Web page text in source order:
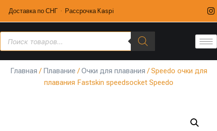
Доставка по СНГ · Рассрочка Kaspi
Главная / Плавание /Очки для плавания / Speedo очки для
плавания Fastskin speedsocket Speedo